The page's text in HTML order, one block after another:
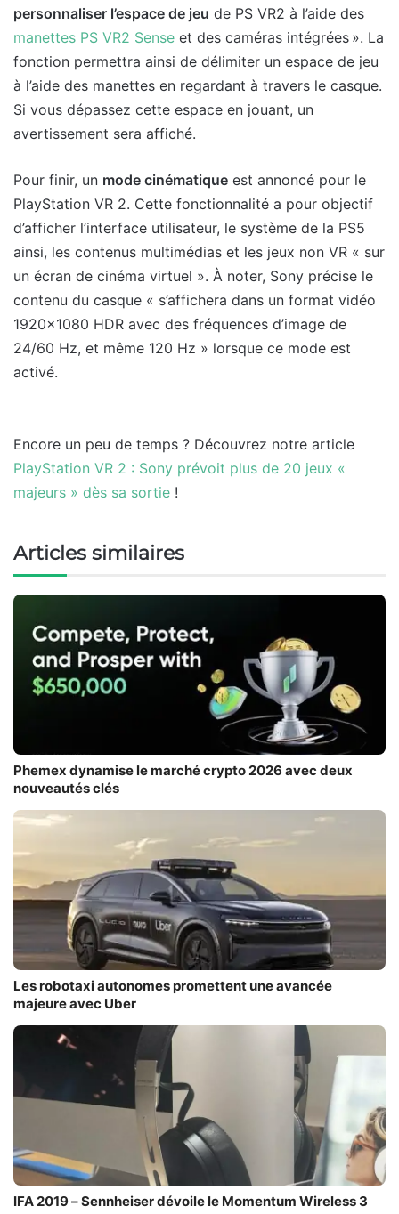
personnaliser l’espace de jeu de PS VR2 à l’aide des
manettes PS VR2 Sense et des caméras intégrées ». La
fonction permettra ainsi de délimiter un espace de jeu
à l’aide des manettes en regardant à travers le casque.
Si vous dépassez cette espace en jouant, un
avertissement sera affiché.
Pour finir, un mode cinématique est annoncé pour le
PlayStation VR 2. Cette fonctionnalité a pour objectif
d’afficher l’interface utilisateur, le système de la PS5
ainsi, les contenus multimédias et les jeux non VR « sur
un écran de cinéma virtuel ». À noter, Sony précise le
contenu du casque « s’affichera dans un format vidéo
1920×1080 HDR avec des fréquences d’image de
24/60 Hz, et même 120 Hz » lorsque ce mode est
activé.
Encore un peu de temps ? Découvrez notre article
PlayStation VR 2 : Sony prévoit plus de 20 jeux «
majeurs » dès sa sortie !
Articles similaires
Phemex dynamise le marché crypto 2026 avec deux
nouveautés clés
Les robotaxi autonomes promettent une avancée
majeure avec Uber
IFA 2019 – Sennheiser dévoile le Momentum Wireless 3